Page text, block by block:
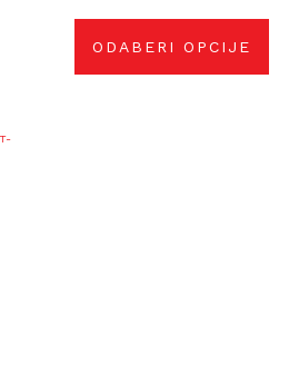
ODABERI OPCIJE